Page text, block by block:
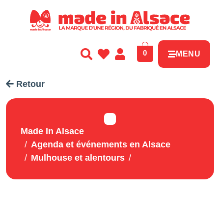
0 MENU
Retour
Made In Alsace
Agenda et événements en Alsace
Mulhouse et alentours